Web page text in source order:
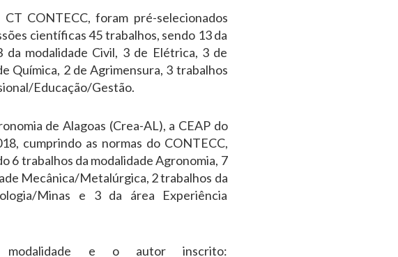
CONTECC, foram pré-selecionados
científicas 45 trabalhos, sendo 13 da
da modalidade Civil, 3 de Elétrica, 3 de
Química, 2 de Agrimensura, 3 trabalhos
Educação/Gestão.
de Alagoas (Crea-AL), a CEAP do
cumprindo as normas do CONTECC,
6 trabalhos da modalidade Agronomia, 7
Mecânica/Metalúrgica, 2 trabalhos da
Minas e 3 da área Experiência
e o autor inscrito: